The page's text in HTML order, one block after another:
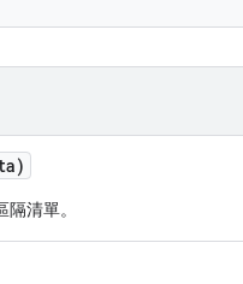
清單。